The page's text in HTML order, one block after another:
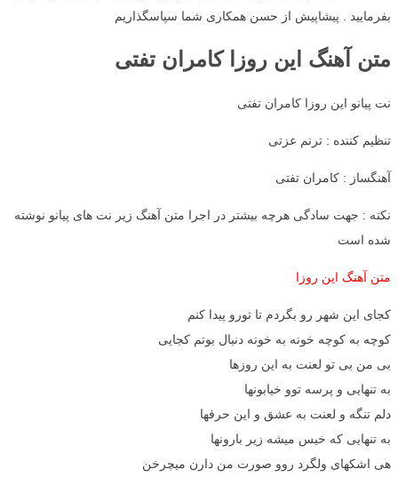
بفرمایید . پیشاپیش از حسن همکاری شما سپاسگذاریم
متن آهنگ این روزا کامران تفتی
نت پیانو این روزا کامران تفتی
تنظیم کننده : ترنم عزتی
آهنگساز : کامران تفتی
نکته : جهت سادگی هرچه بیشتر در اجرا متن آهنگ زیر نت های پیانو نوشته
شده است
متن آهنگ این روزا
کجای این شهر رو بگردم تا تورو پیدا کنم
کوچه به کوچه خونه به خونه دنبال بوتم کجایی
بی من بی تو لعنت به این روزها
به تنهایی و پرسه توو خیابونها
دلم تنگه و لعنت به عشق و این حرفها
به تنهایی که خیس میشه زیر بارونها
هی اشکهای ولگرد روو صورت من دارن میچرخن